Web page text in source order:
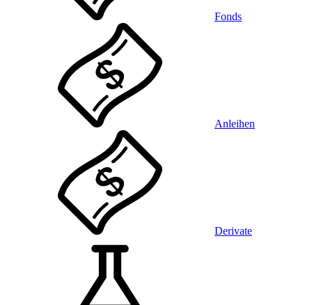
Fonds
Anleihen
Derivate